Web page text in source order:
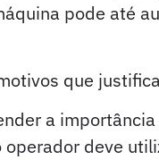
pode até
que
a
deve